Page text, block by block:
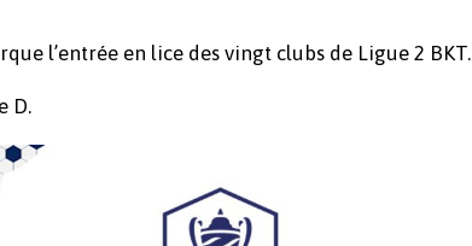
l’entrée en lice des vingt clubs de Ligue 2 BKT.
D.